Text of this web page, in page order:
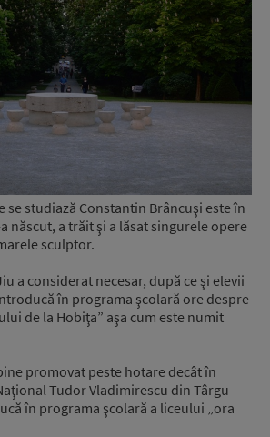
se studiază Constantin Brâncuşi este în
născut, a trăit şi a lăsat singurele opere
sculptor.
a considerat necesar, după ce şi elevii
în programa şcolară ore despre
de la Hobiţa” aşa cum este numit
promovat peste hotare decât în
Tudor Vladimirescu din Târgu-
în programa şcolară a liceului „ora